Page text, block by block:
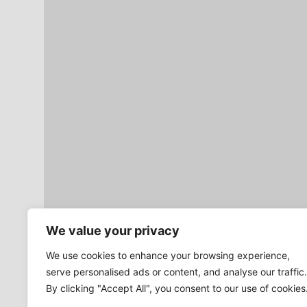
We value your privacy
We use cookies to enhance your browsing experience,
serve personalised ads or content, and analyse our traffic.
By clicking "Accept All", you consent to our use of